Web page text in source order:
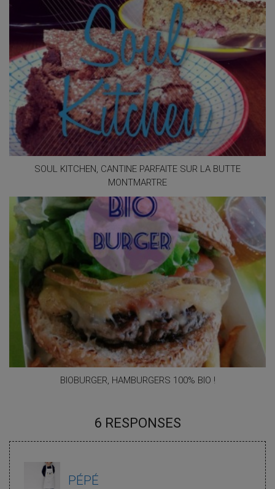
SOUL KITCHEN, CANTINE PARFAITE SUR LA BUTTE
MONTMARTRE
BIOBURGER, HAMBURGERS 100% BIO !
6 RESPONSES
PÉPÉ